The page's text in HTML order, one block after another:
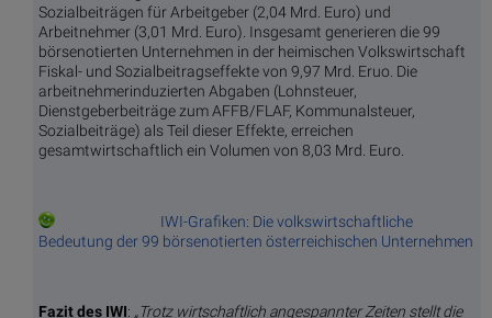
Sozialbeiträgen für Arbeitgeber (2,04 Mrd. Euro) und
Arbeitnehmer (3,01 Mrd. Euro). Insgesamt generieren die 99
börsenotierten Unternehmen in der heimischen Volkswirtschaft
Fiskal- und Sozialbeitragseffekte von 9,97 Mrd. Eruo. Die
arbeitnehmerinduzierten Abgaben (Lohnsteuer,
Dienstgeberbeiträge zum AFFB/FLAF, Kommunalsteuer,
Sozialbeiträge) als Teil dieser Effekte, erreichen
gesamtwirtschaftlich ein Volumen von 8,03 Mrd. Euro.
IWI-Grafiken: Die volkswirtschaftliche
Bedeutung der 99 börsenotierten österreichischen Unternehmen
Fazit des IWI: „Trotz wirtschaftlich angespannter Zeiten stellt die